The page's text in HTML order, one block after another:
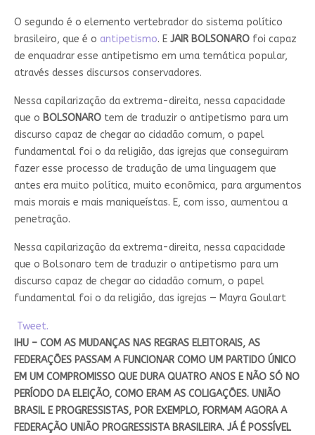
O segundo é o elemento vertebrador do sistema político
brasileiro, que é o antipetismo. E JAIR BOLSONAROfoi capaz
de enquadrar esse antipetismo em uma temática popular,
através desses discursos conservadores.
Nessa capilarização da extrema-direita, nessa capacidade
que o BOLSONAROtem de traduzir o antipetismo para um
discurso capaz de chegar ao cidadão comum, o papel
fundamental foi o da religião, das igrejas que conseguiram
fazer esse processo de tradução de uma linguagem que
antes era muito política, muito econômica, para argumentos
mais morais e mais maniqueístas. E, com isso, aumentou a
penetração.
Nessa capilarização da extrema-direita, nessa capacidade
que o Bolsonaro tem de traduzir o antipetismo para um
discurso capaz de chegar ao cidadão comum, o papel
fundamental foi o da religião, das igrejas — Mayra Goulart
Tweet.
IHU – COM AS MUDANÇAS NAS REGRAS ELEITORAIS, AS
FEDERAÇÕES PASSAM A FUNCIONAR COMO UM PARTIDO ÚNICO
EM UM COMPROMISSO QUE DURA QUATRO ANOS E NÃO SÓ NO
PERÍODO DA ELEIÇÃO, COMO ERAM AS COLIGAÇÕES. UNIÃO
BRASIL E PROGRESSISTAS, POR EXEMPLO, FORMAM AGORA A
FEDERAÇÃO UNIÃO PROGRESSISTA BRASILEIRA. JÁ É POSSÍVEL